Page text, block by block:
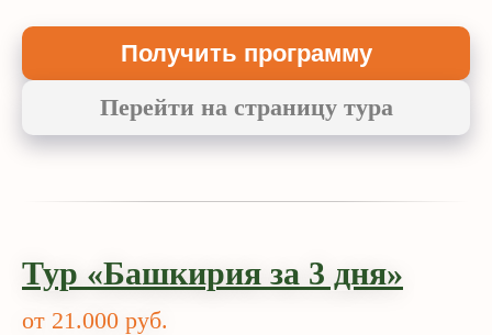
Получить программу
Перейти на страницу тура
Тур «Башкирия за 3 дня»
от 21.000 руб.